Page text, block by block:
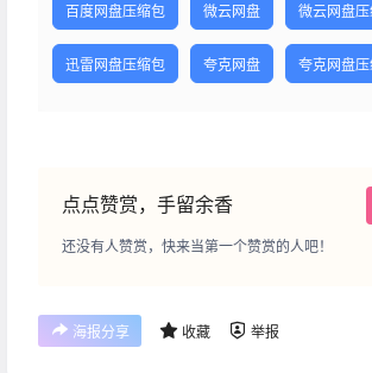
百度网盘压缩包 微云网盘 微云网盘
迅雷网盘压缩包 夸克网盘 夸克网盘
点点赞赏，手留余香
还没有人赞赏，快来当第一个赞赏的人吧！
海报分享 收藏 举报